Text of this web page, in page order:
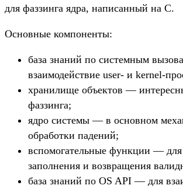
для фаззинга ядра, написанный на С.
Основные компоненты:
база знаний по системным
взаимодействие user- и kernel-
хранилище объектов —
фаззинга;
ядро системы — в основном
обработки падений;
вспомогательные функции — для
заполнения и возвращения
база знаний по OS API — для